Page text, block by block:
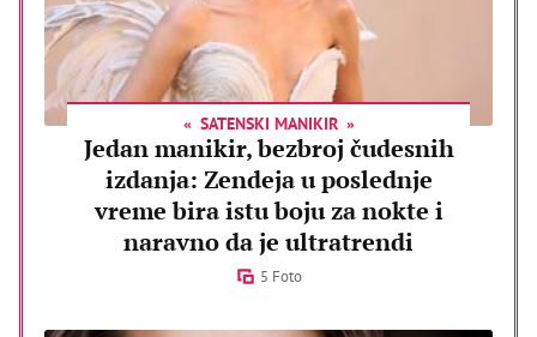
SATENSKI MANIKIR
Jedan manikir, bezbroj čudesnih
izdanja: Zendeja u poslednje
vreme bira istu boju za nokte i
naravno da je ultratrendi
5 Foto